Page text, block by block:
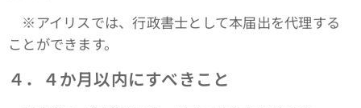
※アイリスでは、行政書士として本届出を代理する
ことができます。
４．４か月以内にすべきこと